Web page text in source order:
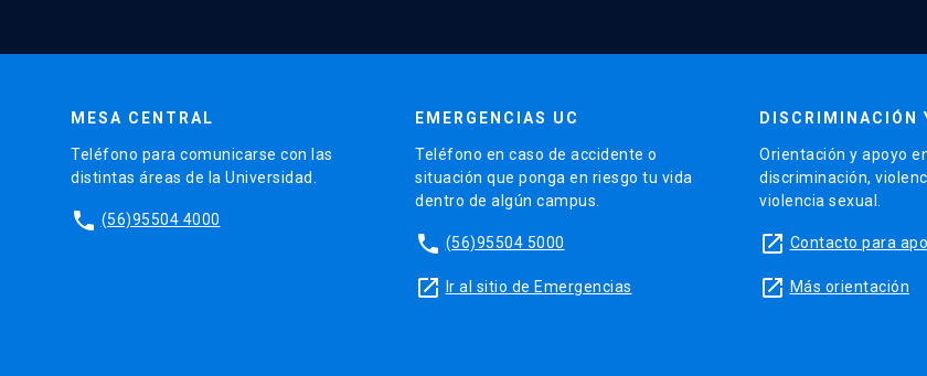
MESA CENTRAL
Teléfono para comunicarse con las
distintas áreas de la Universidad.
phone (56)95504 4000
EMERGENCIAS UC
Teléfono en caso de accidente o
situación que ponga en riesgo tu vida
dentro de algún campus.
phone (56)95504 5000
launch Ir al sitio de Emergencias
DISCRIMINACIÓN
Orientación y apoyo
discriminación,
violencia sexual.
launch Contacto para
launch Más orientación